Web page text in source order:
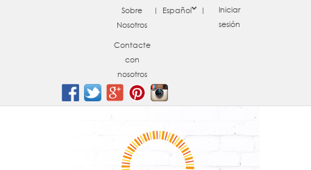
Iniciar
sesión
Español
Sobre
Nosotros
Contacte
con
nosotros